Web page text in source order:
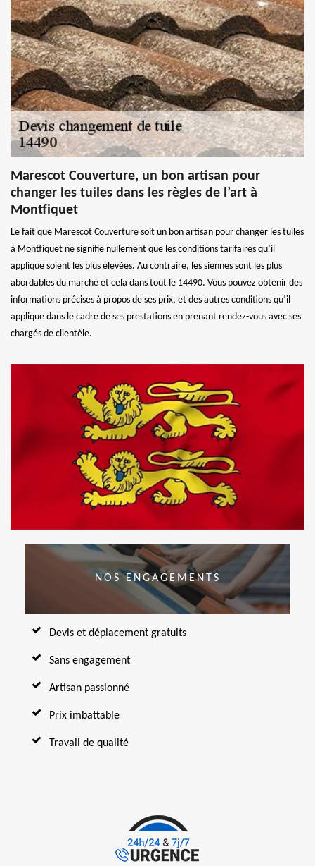
Marescot Couverture, un bon artisan pour
changer les tuiles dans les règles de l’art à
Montfiquet
Le fait que Marescot Couverture soit un bon artisan pour changer les tuiles
à Montfiquet ne signifie nullement que les conditions tarifaires qu’il
applique soient les plus élevées. Au contraire, les siennes sont les plus
abordables du marché et cela dans tout le 14490. Vous pouvez obtenir des
informations précises à propos de ses prix, et des autres conditions qu’il
applique dans le cadre de ses prestations en prenant rendez-vous avec ses
chargés de clientèle.
NOS ENGAGEMENTS
Devis et déplacement gratuits
Sans engagement
Artisan passionné
Prix imbattable
Travail de qualité